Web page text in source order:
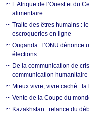
L’Afrique de l’Ouest et du
alimentaire
Traite des êtres humains :
escroqueries en ligne
Ouganda : l’ONU dénonce
élections
De la communication de
communication humanitaire
Mieux vivre, vivre caché :
Vente de la Coupe du
Kazakhstan : relance du